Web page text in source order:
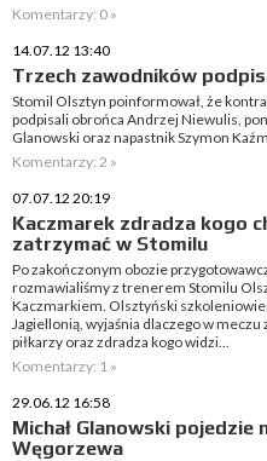
Komentarzy: 0 »
14.07.12 13:40
Trzech zawodników
Stomil Olsztyn poinformował, że
podpisali obrońca Andrzej Niewulis,
Glanowski oraz napastnik Szymon
Komentarzy: 2 »
07.07.12 20:19
Kaczmarek zdradza kogo
zatrzymać w Stomilu
Po zakończonym obozie
rozmawialiśmy z trenerem Stomilu
Kaczmarkiem. Olsztyński
Jagiellonią, wyjaśnia dlaczego w meczu
piłkarzy oraz zdradza kogo widzi...
Komentarzy: 1 »
29.06.12 16:58
Michał Glanowski pojedzie
Węgorzewa